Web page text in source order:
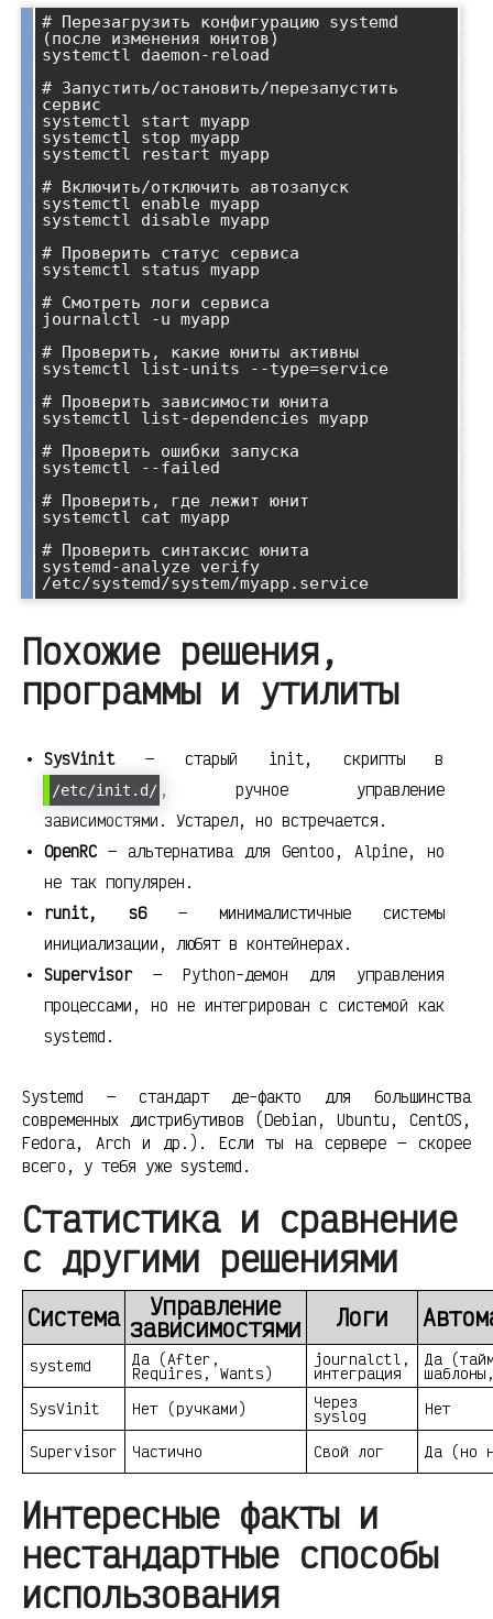
# Перезагрузить конфигурацию systemd
(после изменения юнитов)
systemctl daemon-reload
# Запустить/остановить/перезапустить
сервис
systemctl start myapp
systemctl stop myapp
systemctl restart myapp
# Включить/отключить автозапуск
systemctl enable myapp
systemctl disable myapp
# Проверить статус сервиса
systemctl status myapp
# Смотреть логи сервиса
journalctl -u myapp
# Проверить, какие юниты активны
systemctl list-units --type=service
# Проверить зависимости юнита
systemctl list-dependencies myapp
# Проверить ошибки запуска
systemctl --failed
# Проверить, где лежит юнит
systemctl cat myapp
# Проверить синтаксис юнита
systemd-analyze verify
Похожие решения,
программы и утилиты
SysVinit— старый init, скрипты в
/etc/init.d/ , ручное управление
зависимостями. Устарел, но встречается.
OpenRC — альтернатива для Gentoo, Alpine, но
не так популярен.
runit, s6— минималистичные системы
инициализации, любят в контейнерах.
Supervisor— Python-демон для управления
процессами, но не интегрирован с системой как
systemd.
Systemd — стандарт де-факто для большинства
современных дистрибутивов (Debian, Ubuntu, CentOS,
Fedora, Arch и др.). Если ты на сервере — скорее
всего, у тебя уже systemd.
Статистика и сравнение
с другими решениями
Система Управление
зависимостями Логи
systemd Да (After,
Requires, Wants)
journalctl,
интеграция
Да
SysVinit
Нет (ручками) Через
syslog Нет
Supervisor Частично Свой лог Да (но
Интересные факты и
нестандартные способы
использования